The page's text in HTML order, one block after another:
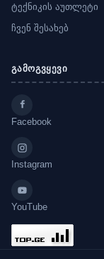
ტექნიკის აუთლეტი
ჩვენ შესახებ
გამოგვყევი
Facebook
Instagram
YouTube